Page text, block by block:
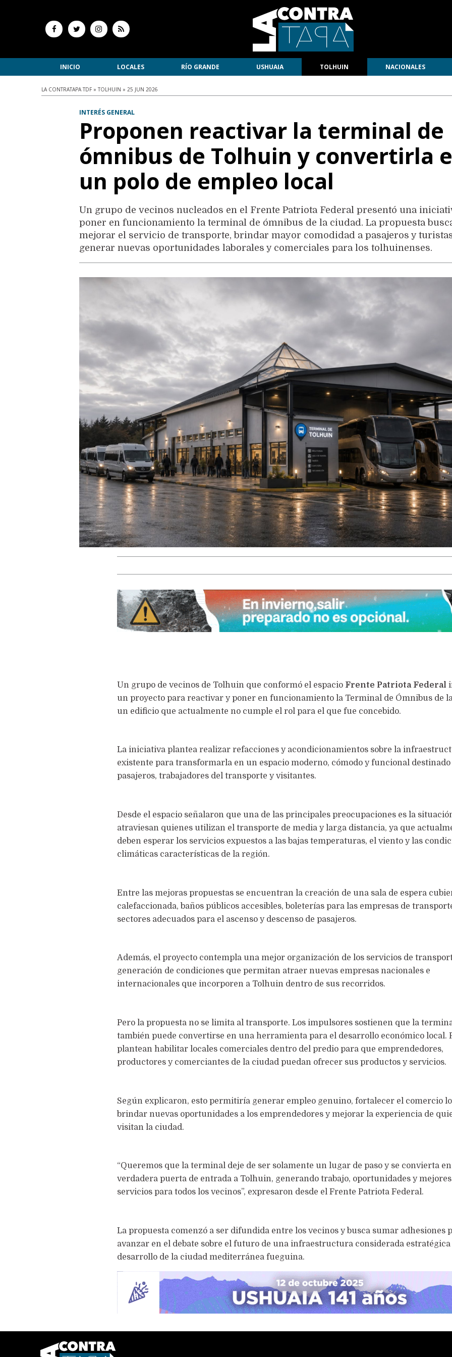
INICIO LOCALES RÍO GRANDE USHUAIA TOLHUIN NACIONALES
LA CONTRATAPA TDF » TOLHUIN » 25 JUN 2026
INTERÉS GENERAL
Proponen reactivar la terminal de
ómnibus de Tolhuin y convertirla
un polo de empleo local
Un grupo de vecinos nucleados en el Frente Patriota Federal presentó una
poner en funcionamiento la terminal de ómnibus de la ciudad. La propuesta
mejorar el servicio de transporte, brindar mayor comodidad a pasajeros y
generar nuevas oportunidades laborales y comerciales para los tolhuinenses.
Un grupo de vecinos de Tolhuin que conformó el espacio Frente Patriota Federal
un proyecto para reactivar y poner en funcionamiento la Terminal de Ómnibus de
un edificio que actualmente no cumple el rol para el que fue concebido.
La iniciativa plantea realizar refacciones y acondicionamientos sobre la
existente para transformarla en un espacio moderno, cómodo y funcional destinado
pasajeros, trabajadores del transporte y visitantes.
Desde el espacio señalaron que una de las principales preocupaciones es la
atraviesan quienes utilizan el transporte de media y larga distancia, ya que
deben esperar los servicios expuestos a las bajas temperaturas, el viento y las
climáticas características de la región.
Entre las mejoras propuestas se encuentran la creación de una sala de espera
calefaccionada, baños públicos accesibles, boleterías para las empresas de
sectores adecuados para el ascenso y descenso de pasajeros.
Además, el proyecto contempla una mejor organización de los servicios de
generación de condiciones que permitan atraer nuevas empresas nacionales e
internacionales que incorporen a Tolhuin dentro de sus recorridos.
Pero la propuesta no se limita al transporte. Los impulsores sostienen que la
también puede convertirse en una herramienta para el desarrollo económico local.
plantean habilitar locales comerciales dentro del predio para que emprendedores,
productores y comerciantes de la ciudad puedan ofrecer sus productos y servicios.
Según explicaron, esto permitiría generar empleo genuino, fortalecer el comercio
brindar nuevas oportunidades a los emprendedores y mejorar la experiencia de
visitan la ciudad.
“Queremos que la terminal deje de ser solamente un lugar de paso y se convierta
verdadera puerta de entrada a Tolhuin, generando trabajo, oportunidades y mejores
servicios para todos los vecinos”, expresaron desde el Frente Patriota Federal.
La propuesta comenzó a ser difundida entre los vecinos y busca sumar adhesiones
avanzar en el debate sobre el futuro de una infraestructura considerada estratégica
desarrollo de la ciudad mediterránea fueguina.
LA VOCACIÓN PUEDE MÁS